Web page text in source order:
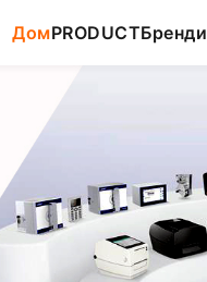
ДомPRODUCTБренди